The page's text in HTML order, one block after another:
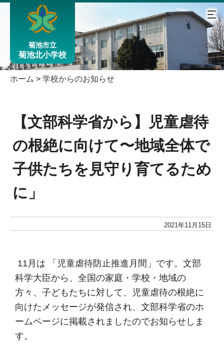
菊池市立
菊池北小学校
ホーム > 学校からのお知らせ
【文部科学省から】児童虐待
の根絶に向けて〜地域全体で
子供たちを見守り育てるため
に」
2021年11月15日
11月は 「児童虐待防止推進月間」です。文部
科学大臣から、全国の家庭・学校・地域の
方々、子どもたちに対して、児童虐待の根絶に
向けたメッセージが発信され、文部科学省のホ
ームページに掲載されましたのでお知らせしま
す。